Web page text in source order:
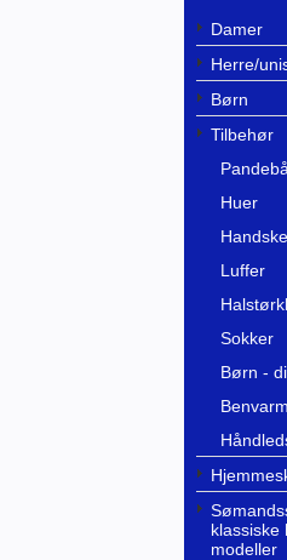
Damer
Herre/
Børn
Tilbehør
Huer
Luffer
Sokker
Børn -
klassiske
modeller